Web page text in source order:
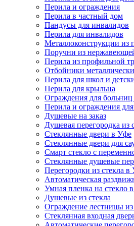
Перила и ограждения
Перила в частный дом
Пандусы для инвалидов
Перила для инвалидов
Металлоконструкции из
Поручни из
Перила из профильной
Отбойники
Перила для школ и
Перила для крыльца
Ограждения для
Перила и ограждения для
Душевые на заказ
Душевая перегородка из
Стеклянные двери в Уфе
Стеклянные двери для
Смарт стекло с
Стеклянные душевые
Перегородки из стекла в
Автоматическая
Умная пленка на стекло
Душевые из стекла
Ограждение лестницы из
Стеклянная входная